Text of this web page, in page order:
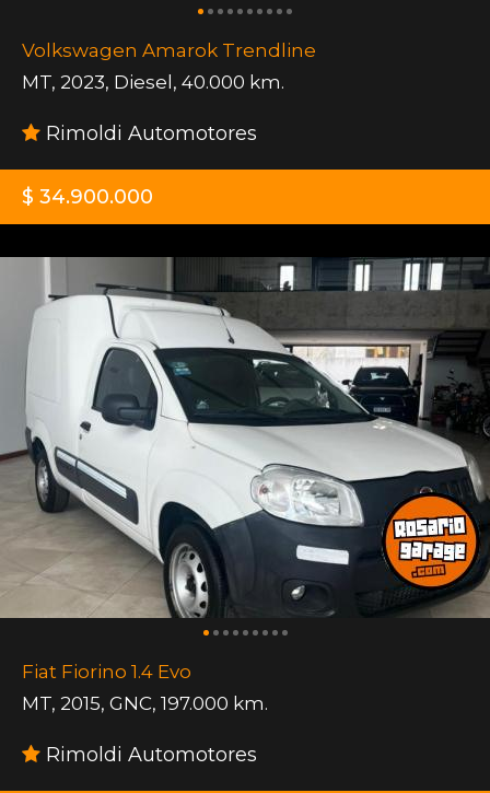
Volkswagen Amarok Trendline
MT, 2023, Diesel, 40.000 km.
Rimoldi Automotores
$ 34.900.000
Fiat Fiorino 1.4 Evo
MT, 2015, GNC, 197.000 km.
Rimoldi Automotores